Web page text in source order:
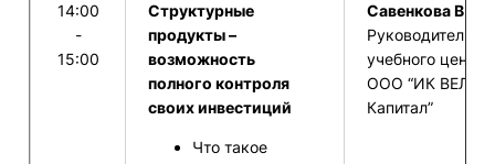
14:00
-
15:00
Структурные
продукты –
возможность
полного контроля
своих инвестиций
Что такое
Савенкова В.И. –
Руководитель
учебного центра
ООО “ИК ВЕЛЕС
Капитал”